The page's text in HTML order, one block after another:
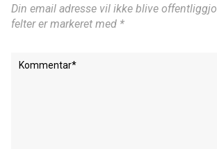
Din email adresse vil ikke blive
felter er markeret med *